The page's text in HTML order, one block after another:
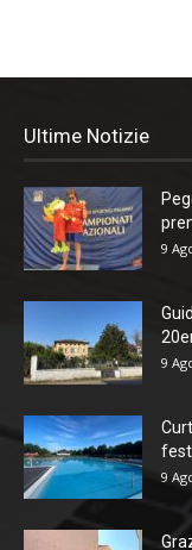
Ultime Notizie
9
9
9